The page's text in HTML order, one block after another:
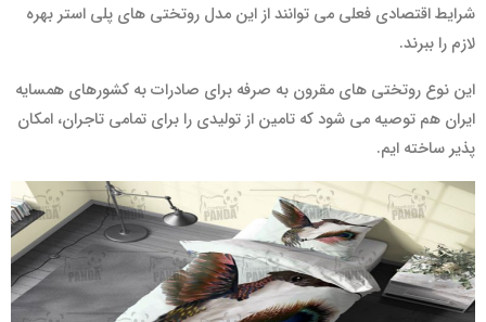
شرایط اقتصادی فعلی می توانند از این مدل روتختی های پلی استر بهره
لازم را ببرند.
این نوع روتختی های مقرون به صرفه برای صادرات به کشورهای همسایه
ایران هم توصیه می شود که تامین از تولیدی را برای تمامی تاجران، امکان
پذیر ساخته ایم.